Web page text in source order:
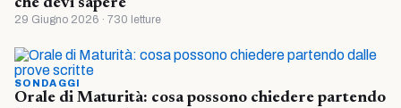
che devi sapere
29 Giugno 2026 · 730 letture
SONDAGGI
Orale di Maturità: cosa possono chiedere partendo